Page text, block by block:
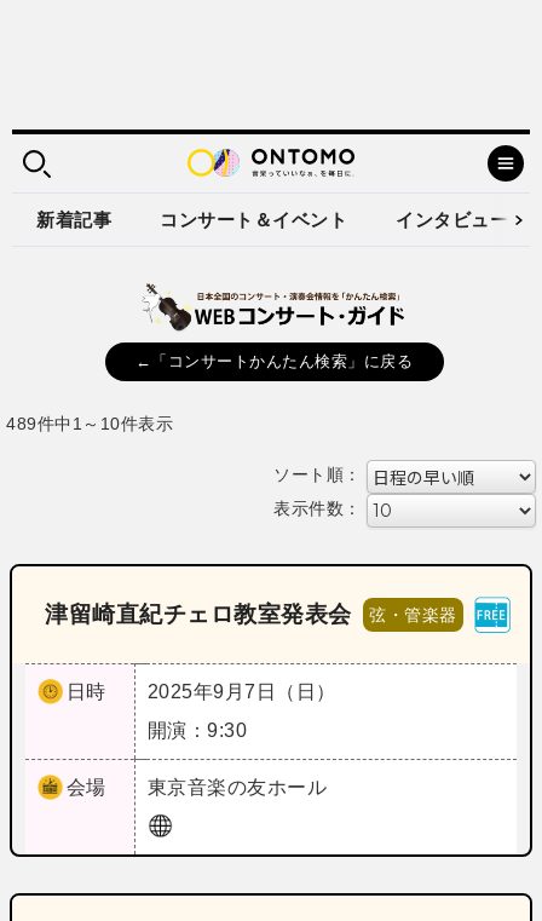
新着記事 コンサート＆イベント インタビュー
←「コンサートかんたん検索」に戻る
489件中1～10件表示
ソート順：
表示件数：
津留崎直紀チェロ教室発表会 弦・管楽器
日時
2025年9月7日（日）
開演：9:30
会場 東京音楽の友ホール